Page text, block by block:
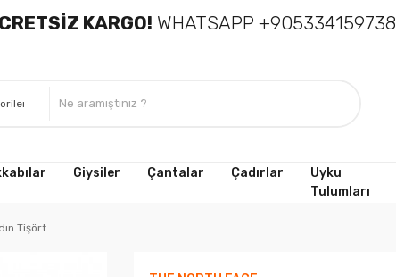
KARGO! WHATSAPP +905334159738
Giysiler Çantalar Çadırlar
Uyku
Tulumları
Tişört